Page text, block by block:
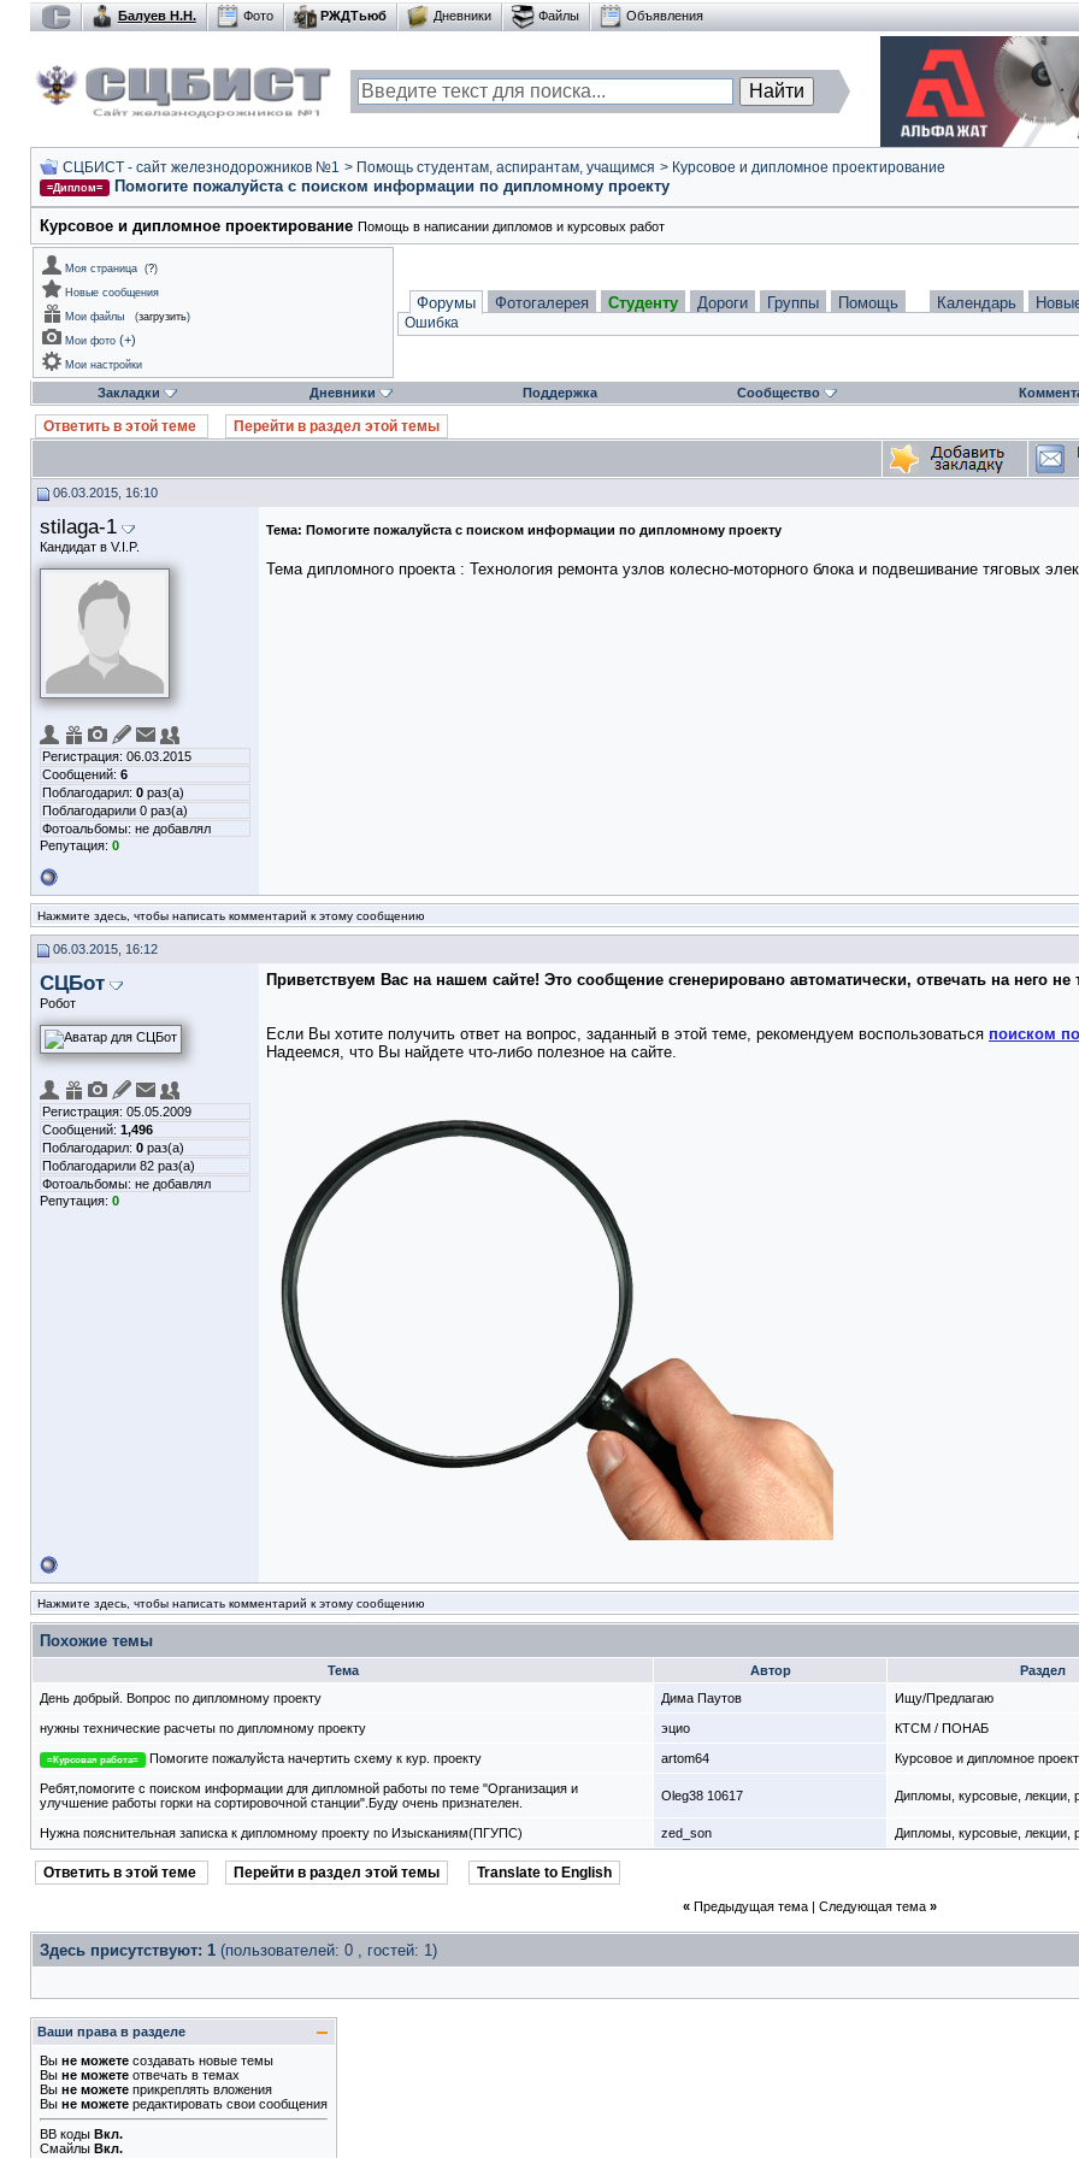
Балуев Н.Н. Фото РЖДТьюб Дневники Файлы Объявления
СЦБИСТ - сайт железнодорожников №1 > Помощь студентам, аспирантам, учащимся > Курсовое и дипломное проектирование
=Диплом= Помогите пожалуйста с поиском информации по дипломному проекту
Курсовое и дипломное проектирование Помощь в написании дипломов и курсовых работ
Моя страница (?)
Новые сообщения
Мои файлы
(загрузить)
Мои фото (+)
Мои настройки
Форумы Фотогалерея Студенту Дороги Группы Помощь Календарь
Ошибка
Закладки Дневники Поддержка Сообщество
Ответить в этой теме Перейти в раздел этой темы
06.03.2015, 16:10
stilaga-1
Кандидат в V.I.P.
Регистрация: 06.03.2015
Сообщений: 6
Поблагодарил: 0 раз(а)
Поблагодарили 0 раз(а)
Фотоальбомы: не добавлял
Репутация: 0
Тема: Помогите пожалуйста с поиском информации по дипломному проекту
Тема дипломного проекта : Технология ремонта узлов колесно-моторного блока и подвешивание тяговых
Нажмите здесь, чтобы написать комментарий к этому сообщению
06.03.2015, 16:12
СЦБот
Робот
Регистрация: 05.05.2009
Сообщений: 1,496
Поблагодарил: 0 раз(а)
Поблагодарили 82 раз(а)
Фотоальбомы: не добавлял
Репутация: 0
Приветствуем Вас на нашем сайте! Это сообщение сгенерировано автоматически, отвечать на него не
Если Вы хотите получить ответ на вопрос, заданный в этой теме, рекомендуем воспользоваться поиском
Надеемся, что Вы найдете что-либо полезное на сайте.
Нажмите здесь, чтобы написать комментарий к этому сообщению
Похожие темы
Тема Автор Раздел
День добрый. Вопрос по дипломному проекту
Дима Паутов Ищу/Предлагаю
нужны технические расчеты по дипломному проекту эцио КТСМ / ПОНАБ
=Курсовая работа= Помогите пожалуйста начертить схему к кур. проекту artom64 Курсовое и дипломное
Ребят,помогите с поиском информации для дипломной работы по теме "Организация и
улучшение работы горки на сортировочной станции".Буду очень признателен.
Oleg38 10617 Дипломы, курсовые,
Нужна пояснительная записка к дипломному проекту по Изысканиям(ПГУПС) zed_son Дипломы, курсовые,
Ответить в этой теме Перейти в раздел этой темы Translate to English
« Предыдущая тема| Следующая тема »
Здесь присутствуют: 1 (пользователей: 0 , гостей: 1)
Ваши права в разделе
Вы не можете создавать новые темы
Вы не можете отвечать в темах
Вы не можете прикреплять вложения
Вы не можете редактировать свои сообщения
BB коды Вкл.
Смайлы Вкл.